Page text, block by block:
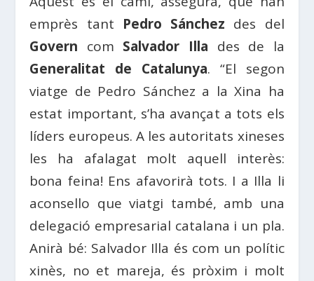
emprès tant Pedro Sánchez des del
Govern com Salvador Illa des de la
Generalitat de Catalunya. “El segon
viatge de Pedro Sánchez a la Xina ha
estat important, s’ha avançat a tots els
líders europeus. A les autoritats xineses
les ha afalagat molt aquell interès:
bona feina! Ens afavorirà tots. I a Illa li
aconsello que viatgi també, amb una
delegació empresarial catalana i un pla.
Anirà bé: Salvador Illa és com un polític
xinès, no et mareja, és pròxim i molt